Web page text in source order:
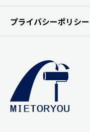
プライバシーポリシー